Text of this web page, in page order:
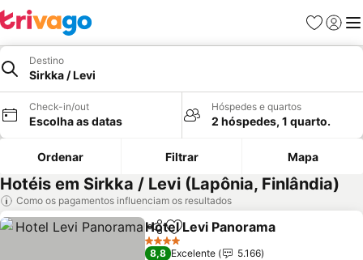
Favoritos
Iniciar
Destino
Sirkka / Levi
Check-in/out
Escolha as datas
Hóspedes e quartos
2 hóspedes, 1 quarto.
Ordenar Filtrar Mapa
Hotéis em Sirkka / Levi (Lapônia, Finlândia)
Como os pagamentos influenciam os resultados
PartilharAdicionar aos favoritos
Hotel Levi Panorama
4 Estrelas
8,8 Excelente
5.166